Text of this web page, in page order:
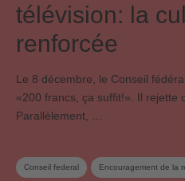
télévision: la
renforcée
Le 8 décembre, le Conseil
«200 francs, ça suffit!». Il rejette
Parallèlement, …
Conseil federal Encouragement de la